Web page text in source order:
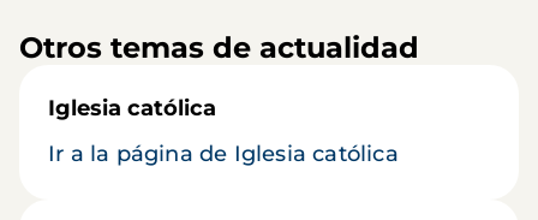
Otros temas de actualidad
Iglesia católica
Ir a la página de Iglesia católica